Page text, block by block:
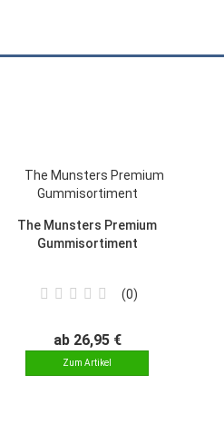
The Munsters Premium
Gummisortiment
0
ab 26,95 €